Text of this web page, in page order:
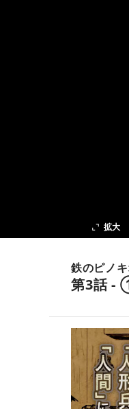
次の話
拡大
鉄のピノ
第3話 -